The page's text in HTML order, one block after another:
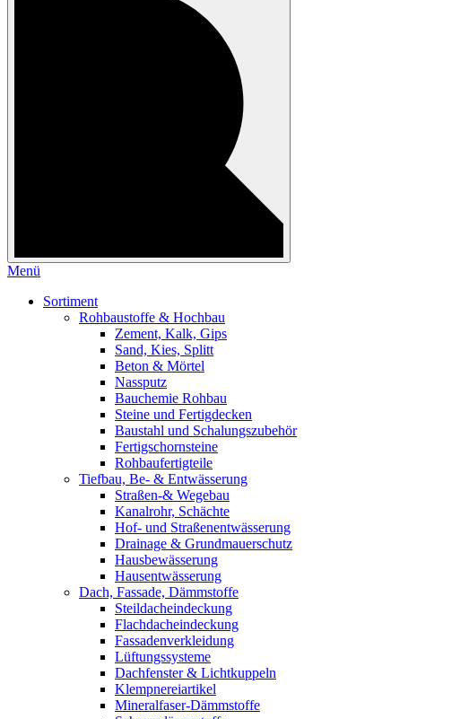
Menü
Sortiment
Rohbaustoffe & Hochbau
Zement, Kalk, Gips
Sand, Kies, Splitt
Beton & Mörtel
Nassputz
Bauchemie Rohbau
Steine und Fertigdecken
Baustahl und Schalungszubehör
Fertigschornsteine
Rohbaufertigteile
Tiefbau, Be- & Entwässerung
Straßen-& Wegebau
Kanalrohr, Schächte
Hof- und Straßenentwässerung
Drainage & Grundmauerschutz
Hausbewässerung
Hausentwässerung
Dach, Fassade, Dämmstoffe
Steildacheindeckung
Flachdacheindeckung
Fassadenverkleidung
Lüftungssysteme
Dachfenster & Lichtkuppeln
Klempnereiartikel
Mineralfaser-Dämmstoffe